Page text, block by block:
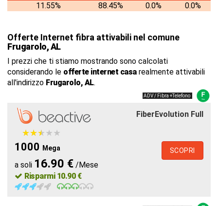
11.55%
88.45% 0.0% 0.0%
Offerte Internet fibra attivabili nel comune
Frugarolo, AL
I prezzi che ti stiamo mostrando sono calcolati
considerando le offerte internet casarealmente attivabili
all'indirizzo Frugarolo, AL.
ADV / Fibra +Telefono
FiberEvolution Full
★★★★★
★★★★★
1000 Mega
a soli 16.90 € /Mese
Risparmi 10.90 €
SCOPRI